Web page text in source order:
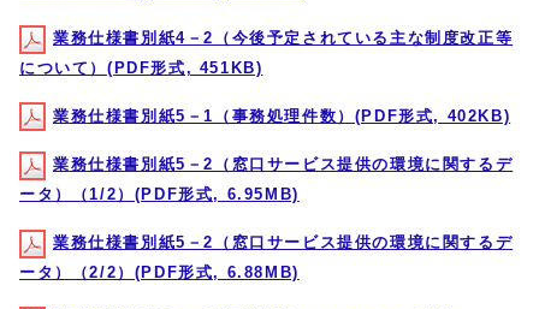
業務仕様書別紙4－2（今後予定されている主な制度改正等
について）(PDF形式, 451KB)
業務仕様書別紙5－1（事務処理件数）(PDF形式, 402KB)
業務仕様書別紙5－2（窓口サービス提供の環境に関するデ
ータ）（1/2）(PDF形式, 6.95MB)
業務仕様書別紙5－2（窓口サービス提供の環境に関するデ
ータ）（2/2）(PDF形式, 6.88MB)